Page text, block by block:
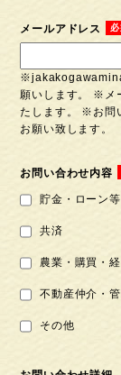
メールアドレス
願いします。 ※メ
たします。 ※お問
お願い致します。
お問い合わせ内容
貯金・ローン等
共済
農業・購買・
不動産仲介・
その他